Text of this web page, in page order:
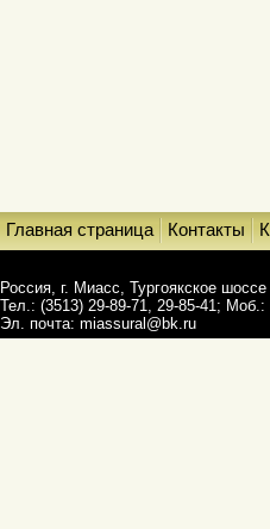
Главная страница Контакты
Россия, г. Миасс, Тургоякское шоссе
Тел.: (3513) 29-89-71, 29-85-41; Моб.:
Эл. почта: miassural@bk.ru